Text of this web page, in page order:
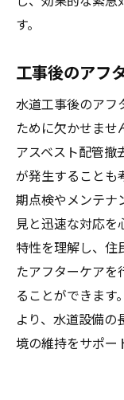
す。
工事後のアフ
水道工事後のアフ
ために欠かせませ
アスベスト配管撤
が発生することも
期点検やメンテナ
見と迅速な対応を
特性を理解し、住
たアフターケアを
ることができます
より、水道設備の
境の維持をサポー